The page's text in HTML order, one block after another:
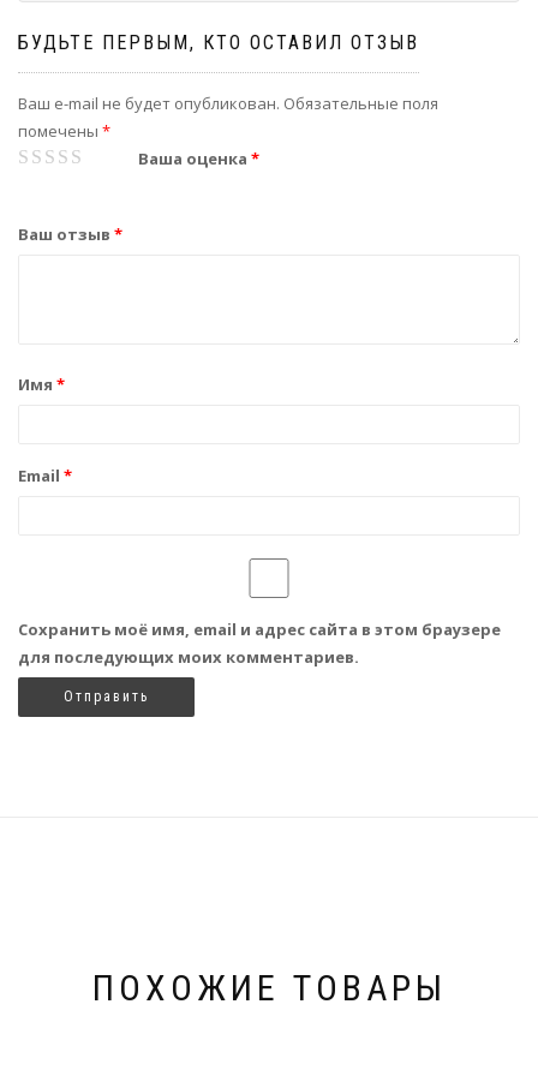
БУДЬТЕ ПЕРВЫМ, КТО ОСТАВИЛ ОТЗЫВ
Ваш e-mail не будет опубликован. Обязательные поля
помечены *
Ваша оценка *
1
2
3
4
5
Ваш отзыв *
Имя *
Email *
Сохранить моё имя, email и адрес сайта в этом браузере
для последующих моих комментариев.
ПОХОЖИЕ ТОВАРЫ